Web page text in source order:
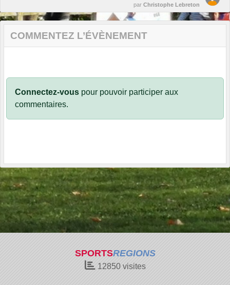
par Christophe Lebreton
COMMENTEZ L’ÉVÈNEMENT
Connectez-vous pour pouvoir participer aux
commentaires.
SPORTSREGIONS
12850visites